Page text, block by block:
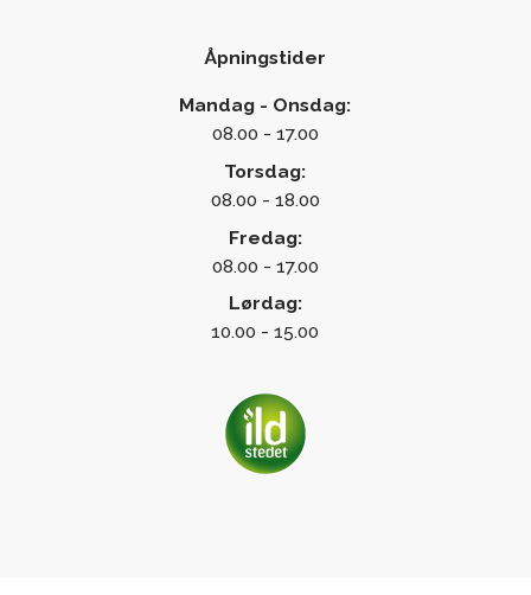
Åpningstider
Mandag - Onsdag:
08.00 - 17.00
Torsdag:
08.00 - 18.00
Fredag:
08.00 - 17.00
Lørdag:
10.00 - 15.00